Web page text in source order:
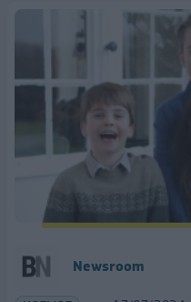
Newsroom